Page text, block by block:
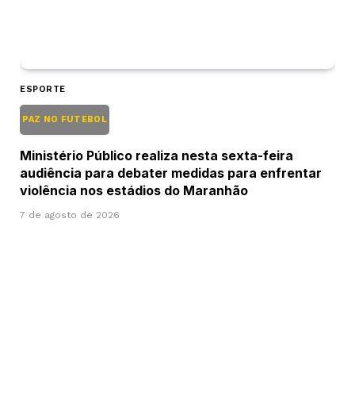
ESPORTE
PAZ NO FUTEBOL
Ministério Público realiza nesta sexta-feira
audiência para debater medidas para enfrentar
violência nos estádios do Maranhão
7 de agosto de 2026